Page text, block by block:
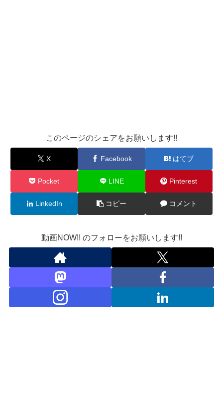
このページのシェアをお願いします!!
X Facebook はてブ
Pocket LINE Pinterest
LinkedIn コピー コメント
動画NOW!! のフォローをお願いします!!